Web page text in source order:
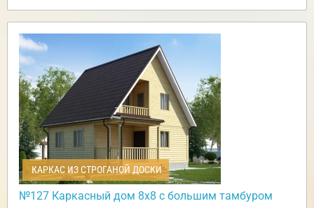
КАРКАС ИЗ СТРОГАНОЙ ДОСКИ
№127 Каркасный дом 8х8 с большим тамбуром